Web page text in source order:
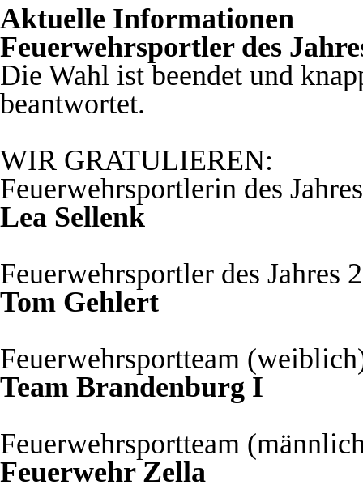
Aktuelle Informationen
Feuerwehrsportler des
Die Wahl ist beendet und
beantwortet.
WIR GRATULIEREN:
Feuerwehrsportlerin des
Lea Sellenk
Feuerwehrsportler des Jahres
Tom Gehlert
Feuerwehrsportteam
Team Brandenburg I
Feuerwehrsportteam
Feuerwehr Zella